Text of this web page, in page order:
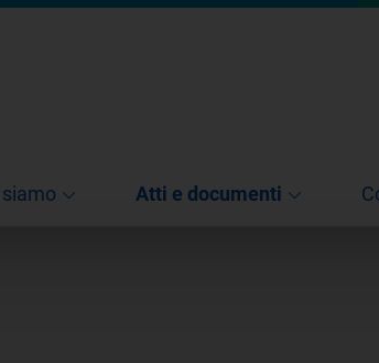
Atti e documenti